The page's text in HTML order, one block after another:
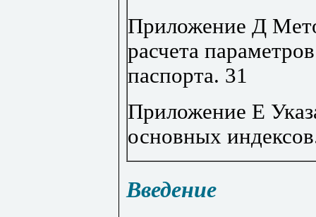
Приложение Д
расчета
паспорта. 31
Приложение Е
основных индексов
Введение